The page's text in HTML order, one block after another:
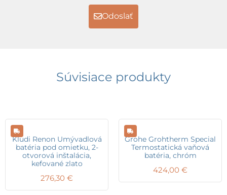
Odoslať
Súvisiace produkty
Kludi Renon Umývadlová
batéria pod omietku, 2-
otvorová inštalácia,
kefované zlato
276,30 €
Grohe Grohtherm Special
Termostatická vaňová
batéria, chróm
424,00 €